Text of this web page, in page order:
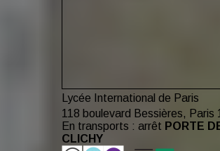
Lycée International de Paris
118 boulevard Bessières, Paris
En transports : arrêt PORTE
CLICHY